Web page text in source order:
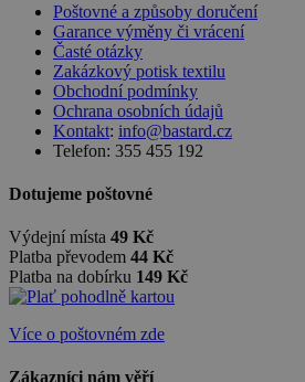
Poštovné a způsoby doručení
Garance výměny či vrácení
Časté otázky
Zakázkový potisk textilu
Obchodní podmínky
Ochrana osobních údajů
Kontakt: info@bastard.cz
Telefon: 355 455 192
Dotujeme poštovné
Výdejní místa 49 Kč
Platba převodem 44 Kč
Platba na dobírku 149 Kč
Více o poštovném zde
Zákazníci nám věří